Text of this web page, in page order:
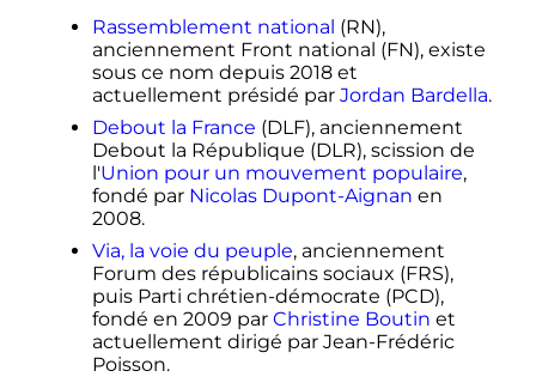
Rassemblement national (RN),
anciennement Front national (FN), existe
sous ce nom depuis 2018 et
actuellement présidé par Jordan Bardella.
Debout la France (DLF), anciennement
Debout la République (DLR), scission de
l'Union pour un mouvement populaire,
fondé par Nicolas Dupont-Aignan en
2008.
Via, la voie du peuple, anciennement
Forum des républicains sociaux (FRS),
puis Parti chrétien-démocrate (PCD),
fondé en 2009 par Christine Boutin et
actuellement dirigé par Jean-Frédéric
Poisson.